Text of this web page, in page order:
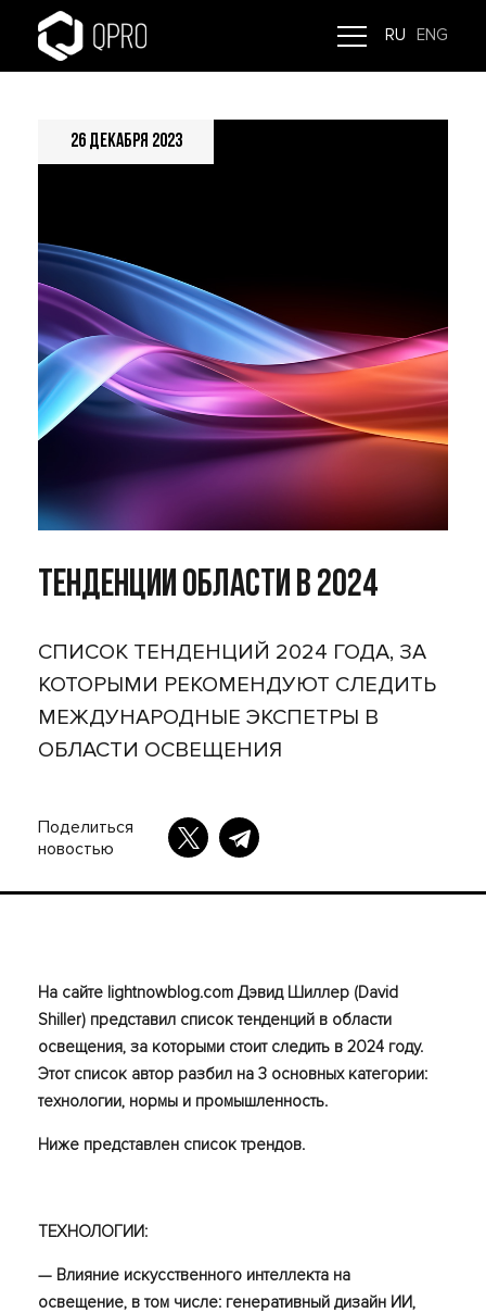
RU ENG
26 декабря 2023
Тенденции области в 2024
СПИСОК ТЕНДЕНЦИЙ 2024 ГОДА, ЗА
КОТОРЫМИ РЕКОМЕНДУЮТ СЛЕДИТЬ
МЕЖДУНАРОДНЫЕ ЭКСПЕТРЫ В
ОБЛАСТИ ОСВЕЩЕНИЯ
Поделиться
новостью
На сайте lightnowblog.com Дэвид Шиллер (David
Shiller) представил список тенденций в области
освещения, за которыми стоит следить в 2024 году.
Этот список автор разбил на 3 основных категории:
технологии, нормы и промышленность.
Ниже представлен список трендов.
ТЕХНОЛОГИИ:
— Влияние искусственного интеллекта на
освещение, в том числе: генеративный дизайн ИИ,